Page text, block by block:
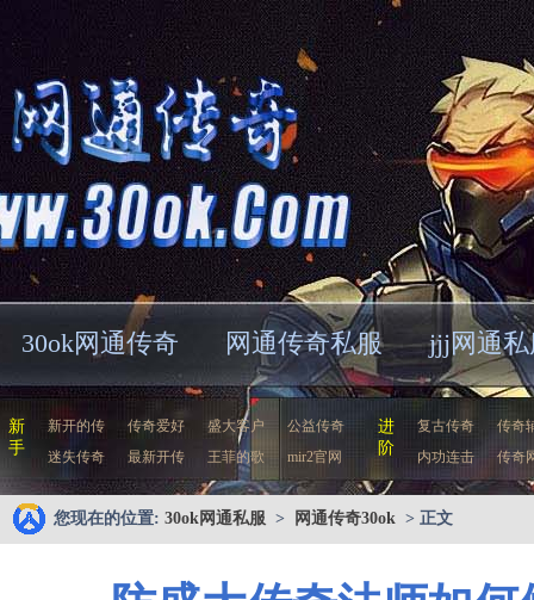
30ok网通传奇 网通传奇私服 jjj网通私
新
手
新开的传 传奇爱好 盛大客户
公益传奇
迷失传奇
最新开传 王菲的歌 mir2官网
进
阶
复古传奇
传奇
内功连击
传奇
您现在的位置: 30ok网通私服 > 网通传奇30ok > 正文